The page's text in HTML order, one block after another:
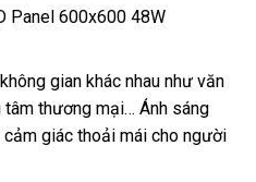
gian khác nhau như văn
tâm thương mại… Ánh sáng
giác thoải mái cho người